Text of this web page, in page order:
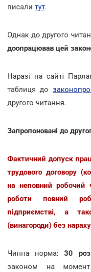
писали тут.
Однак до другого
доопрацював цей
Наразі на сайті
таблиця до
другого читання.
Запропоновані до
Фактичний допуск
трудового договору
на неповний робочий
роботи повний
підприємстві, а
(винагороди) без
Чинна норма: 30
законом на